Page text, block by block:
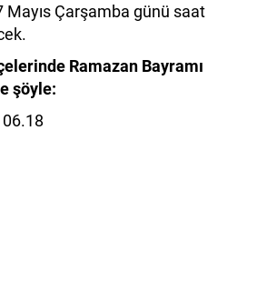
Mayıs Çarşamba günü saat
Ramazan Bayramı
şöyle: